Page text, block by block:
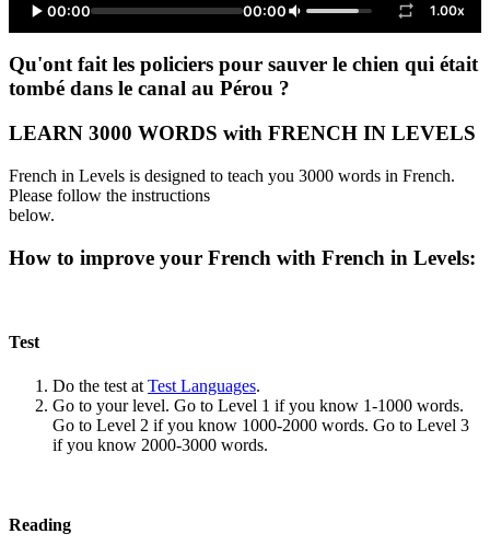
00:00 00:00 1.00x
Qu'ont fait les policiers pour sauver le chien qui était
tombé dans le canal au Pérou ?
LEARN 3000 WORDS with FRENCH IN LEVELS
French in Levels is designed to teach you 3000 words in French.
Please follow the instructions
below.
How to improve your French with French in Levels:
Test
Do the test at Test Languages.
Go to your level. Go to Level 1 if you know 1-1000 words.
Go to Level 2 if you know 1000-2000 words. Go to Level 3
if you know 2000-3000 words.
Reading